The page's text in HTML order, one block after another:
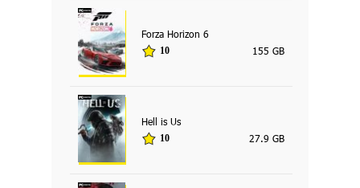
Forza Horizon 6
10 155 GB
Hell is Us
10 27.9 GB